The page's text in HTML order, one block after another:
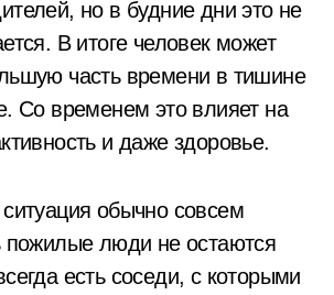
но в будние дни это не
В итоге человек может
часть времени в тишине
Со временем это влияет на
и даже здоровье.
обычно совсем
пожилые люди не остаются
есть соседи, с которыми